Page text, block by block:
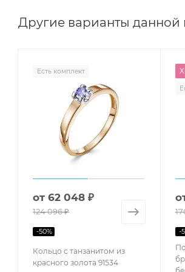
Другие варианты данной
Есть комплект
Кольцо с танзанитом из
красного золота 91534
от 62 048 ₽
124 096 ₽
-50% -